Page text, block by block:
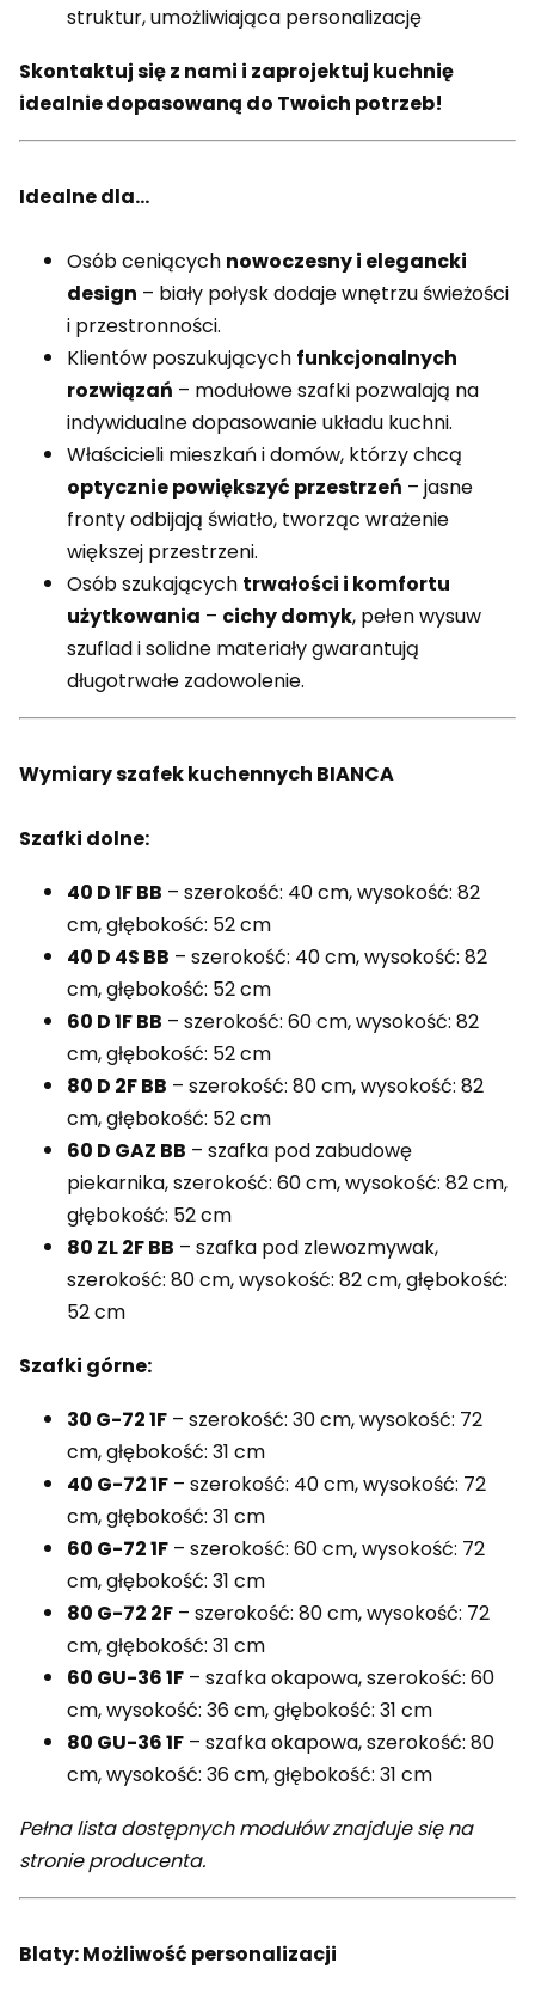
struktur, umożliwiająca personalizację
Skontaktuj się z nami i zaprojektuj kuchnię
idealnie dopasowaną do Twoich potrzeb!
Idealne dla...
Osób ceniących nowoczesny i elegancki
design – biały połysk dodaje wnętrzu świeżości
i przestronności.
Klientów poszukujących funkcjonalnych
rozwiązań – modułowe szafki pozwalają na
indywidualne dopasowanie układu kuchni.
Właścicieli mieszkań i domów, którzy chcą
optycznie powiększyć przestrzeń – jasne
fronty odbijają światło, tworząc wrażenie
większej przestrzeni.
Osób szukających trwałości i komfortu
użytkowania – cichy domyk, pełen wysuw
szuflad i solidne materiały gwarantują
długotrwałe zadowolenie.
Wymiary szafek kuchennych BIANCA
Szafki dolne:
40 D 1F BB – szerokość: 40 cm, wysokość: 82
cm, głębokość: 52 cm
40 D 4S BB – szerokość: 40 cm, wysokość: 82
cm, głębokość: 52 cm
60 D 1F BB – szerokość: 60 cm, wysokość: 82
cm, głębokość: 52 cm
80 D 2F BB – szerokość: 80 cm, wysokość: 82
cm, głębokość: 52 cm
60 D GAZ BB – szafka pod zabudowę
piekarnika, szerokość: 60 cm, wysokość: 82 cm,
głębokość: 52 cm
80 ZL 2F BB – szafka pod zlewozmywak,
szerokość: 80 cm, wysokość: 82 cm, głębokość:
52 cm
Szafki górne:
30 G-72 1F – szerokość: 30 cm, wysokość: 72
cm, głębokość: 31 cm
40 G-72 1F – szerokość: 40 cm, wysokość: 72
cm, głębokość: 31 cm
60 G-72 1F – szerokość: 60 cm, wysokość: 72
cm, głębokość: 31 cm
80 G-72 2F – szerokość: 80 cm, wysokość: 72
cm, głębokość: 31 cm
60 GU-36 1F – szafka okapowa, szerokość: 60
cm, wysokość: 36 cm, głębokość: 31 cm
80 GU-36 1F – szafka okapowa, szerokość: 80
cm, wysokość: 36 cm, głębokość: 31 cm
Pełna lista dostępnych modułów znajduje się na
stronie producenta.
Blaty: Możliwość personalizacji